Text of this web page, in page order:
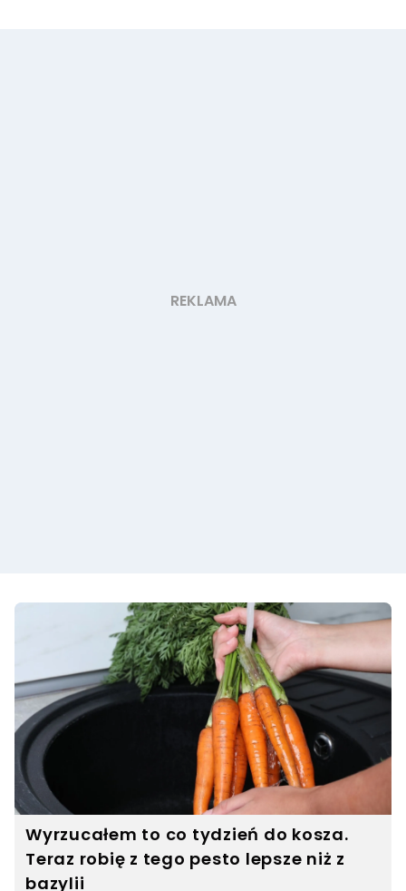
Wyrzucałem to co tydzień do kosza.
Teraz robię z tego pesto lepsze niż z
bazylii